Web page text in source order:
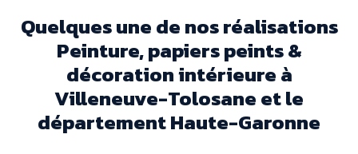
Quelques une de nos réalisations
Peinture, papiers peints &
décoration intérieure à
Villeneuve-Tolosane et le
département Haute-Garonne